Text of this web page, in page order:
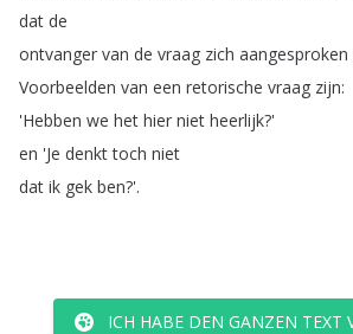
dat de
ontvanger van de vraag zich aangesproken
Voorbeelden van een retorische vraag zijn:
'Hebben we het hier niet heerlijk?'
en 'Je denkt toch niet
dat ik gek ben?'.
ICH HABE DEN GANZEN TEXT